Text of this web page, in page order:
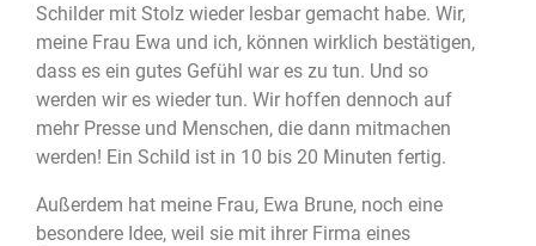
Schilder mit Stolz wieder lesbar gemacht habe. Wir,
meine Frau Ewa und ich, können wirklich bestätigen,
dass es ein gutes Gefühl war es zu tun. Und so
werden wir es wieder tun. Wir hoffen dennoch auf
mehr Presse und Menschen, die dann mitmachen
werden! Ein Schild ist in 10 bis 20 Minuten fertig.
Außerdem hat meine Frau, Ewa Brune, noch eine
besondere Idee, weil sie mit ihrer Firma eines